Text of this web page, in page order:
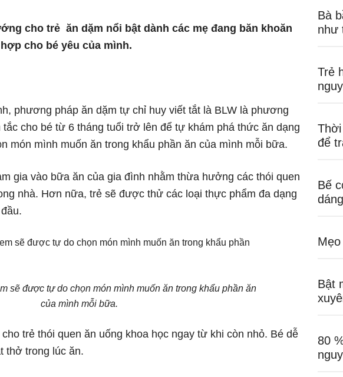
cho trẻ ăn dặm nổi bật dành các mẹ đang băn khoăn
cho bé yêu của mình.
phương pháp ăn dặm tự chỉ huy viết tắt là BLW là phương
cho bé từ 6 tháng tuổi trở lên để tự khám phá thức ăn dạng
món mình muốn ăn trong khẩu phần ăn của mình mỗi bữa.
gia vào bữa ăn của gia đình nhằm thừa hưởng các thói quen
nhà. Hơn nữa, trẻ sẽ được thử các loại thực phẩm đa dạng
sẽ được tự do chọn món mình muốn ăn trong khẩu phần ăn
của mình mỗi bữa.
trẻ thói quen ăn uống khoa học ngay từ khi còn nhỏ. Bé dễ
thở trong lúc ăn.
Bà
như
Trẻ
để
Bế
Bật
80